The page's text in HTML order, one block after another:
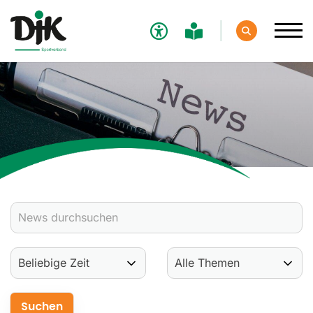
Verband
Aktuelles
Verbands-News
Termine
Verantwortung